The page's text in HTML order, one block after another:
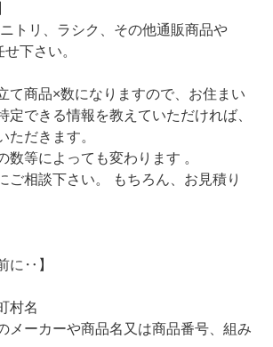
トリ、ラシク、その他通販商品や
下さい。
て商品×数になりますので、お住まい
定できる情報を教えていただければ、
ただきます。
等によっても変わります 。
ご相談下さい。 もちろん、お見積り
に‥】
村名
メーカーや商品名又は商品番号、組み